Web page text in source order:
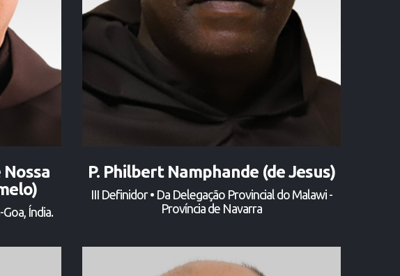
Nossa
Índia.
P. Philbert Namphande (de Jesus)
III Definidor • Da Delegação Provincial do Malawi -
Província de Navarra